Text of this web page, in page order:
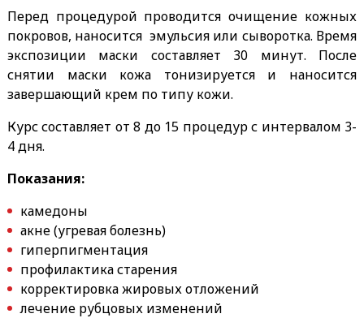
Перед процедурой проводится очищение кожных
покровов, наносится эмульсия или сыворотка. Время
экспозиции маски составляет 30 минут. После
снятии маски кожа тонизируется и наносится
завершающий крем по типу кожи.
Курс составляет от 8 до 15 процедур с интервалом 3-
4 дня.
Показания:
камедоны
акне (угревая болезнь)
гиперпигментация
профилактика старения
корректировка жировых отложений
лечение рубцовых изменений